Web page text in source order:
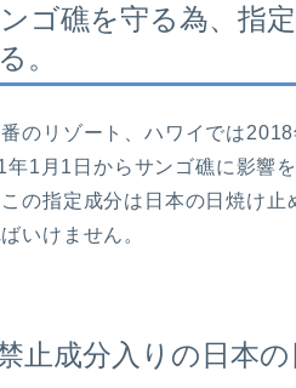
ゴ礁を守る為、指
。
のリゾート、ハワイでは
年1月1日からサンゴ礁に影響
の指定成分は日本の日焼け
いけません。
止成分入りの日本